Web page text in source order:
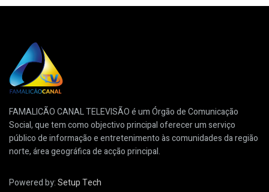
FAMALICÃO CANAL TELEVISÃO é um Órgão de Comunicação
Social, que tem como objectivo principal oferecer um serviço
público de informação e entretenimento às comunidades da região
norte, área geográfica de acção principal.
Powered by:Setup Tech